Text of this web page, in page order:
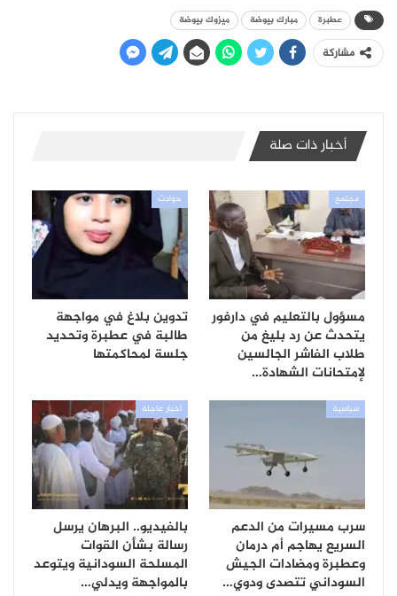
عطبرة مبارك بيوضة ميزوك بيوضة
مشاركة
أخبار ذات صلة
مجتمع
مسؤول بالتعليم في دارفور
يتحدث عن رد بليغ من
طلاب الفاشر الجالسين
لإمتحانات الشهادة…
حوادث
تدوين بلاغ في مواجهة
طالبة في عطبرة وتحديد
جلسة لمحاكمتها
سياسية
سرب مسيرات من الدعم
السريع يهاجم أم درمان
وعطبرة ومضادات الجيش
السوداني تتصدى ودوي…
أخبار عاجلة
بالفيديو.. البرهان يرسل
رسالة بشأن القوات
المسلحة السودانية ويتوعد
بالمواجهة ويدلي…